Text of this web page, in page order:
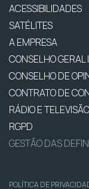
ACESSIBILIDADES
SATÉLITES
A EMPRESA
CONSELHO
CONSELHO DE
CONTRATO DE
RÁDIO E TELEVISÃO
RGPD
GESTÃO DAS
POLÍTICA DE